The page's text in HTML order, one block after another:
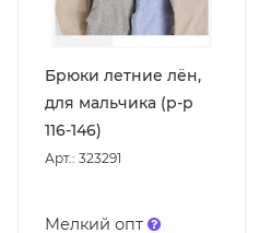
Брюки летние лён,
для мальчика (р-р
116-146)
Арт.: 323291
Мелкий опт